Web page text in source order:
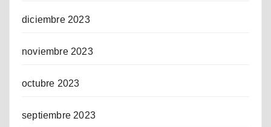
diciembre 2023
noviembre 2023
octubre 2023
septiembre 2023